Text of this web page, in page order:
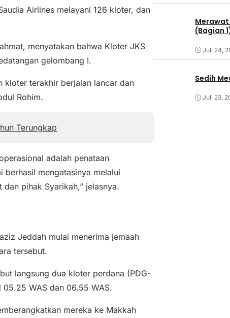
Airlines melayani 126 kloter, dan
menyatakan bahwa Kloter JKS
gelombang I.
kloter terakhir berjalan lancar dan
Rohim.
Terungkap
adalah penataan
berhasil mengatasinya melalui
pihak Syarikah,” jelasnya.
Jeddah mulai menerima jemaah
tersebut.
langsung dua kloter perdana (PDG-
WAS dan 06.55 WAS.
mereka ke Makkah
Merawat
(Bagian
Juli 24,
Sedih
Juli 23,